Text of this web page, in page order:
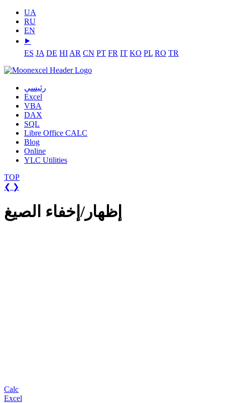
UA
RU
EN
⯈
ES JA DE HI AR CN PT FR IT KO PL RO TR
رئيسي
Excel
VBA
DAX
SQL
Libre Office CALC
Blog
Online
YLC Utilities
TOP
❮ ❯
إظهار/إخفاء الصيغ
Calc
Excel